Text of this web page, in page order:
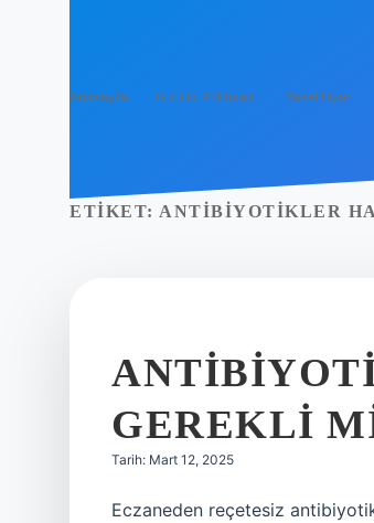
Anasayfa Gizlilik Politikası Yasal Uyarı
ETIKET: ANTIBIYOTIKLER
GEREKLI
Tarih: Mart 12, 2025
Eczaneden reçetesiz